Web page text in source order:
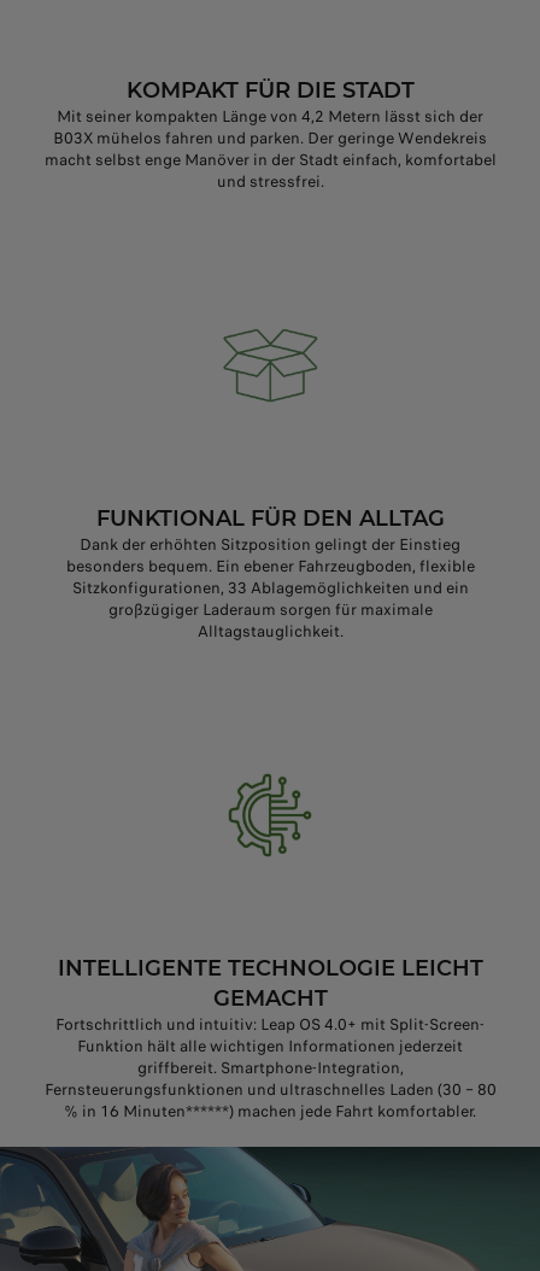
KOMPAKT FÜR DIE STADT
Mit seiner kompakten Länge von 4,2 Metern lässt sich der
B03X mühelos fahren und parken. Der geringe Wendekreis
macht selbst enge Manöver in der Stadt einfach, komfortabel
und stressfrei.
FUNKTIONAL FÜR DEN ALLTAG
Dank der erhöhten Sitzposition gelingt der Einstieg
besonders bequem. Ein ebener Fahrzeugboden, flexible
Sitzkonfigurationen, 33 Ablagemöglichkeiten und ein
großzügiger Laderaum sorgen für maximale
Alltagstauglichkeit.
INTELLIGENTE TECHNOLOGIE LEICHT
GEMACHT
Fortschrittlich und intuitiv: Leap OS 4.0+ mit Split-Screen-
Funktion hält alle wichtigen Informationen jederzeit
griffbereit. Smartphone-Integration,
Fernsteuerungsfunktionen und ultraschnelles Laden (30 – 80
% in 16 Minuten******) machen jede Fahrt komfortabler.